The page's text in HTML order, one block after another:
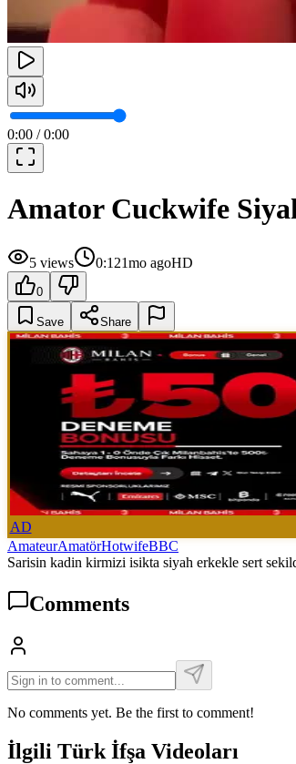
0:00 /0:00
Amator Cuckwife
5 views 0:121mo agoHD
0
Save Share
AD
AmateurAmatörHotwifeBBC
Sarisin kadin kirmizi isikta siyah erkekle sert
Comments
No comments yet. Be the first to comment!
İlgili Türk İfşa Videoları